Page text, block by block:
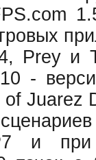
Prey и
-
Juarez
и при